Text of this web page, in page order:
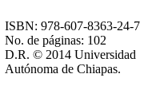
ISBN: 978-607-8363-24-7
No. de páginas: 102
D.R. © 2014 Universidad
Autónoma de Chiapas.